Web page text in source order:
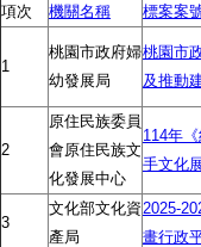
項次 機關名稱 標案案
1
桃園市政府婦
幼發展局
桃園市
及推動
2
原住民族委員
會原住民族文
化發展中心
114年
手文化
3
文化部文化資
產局
2025-
畫行政